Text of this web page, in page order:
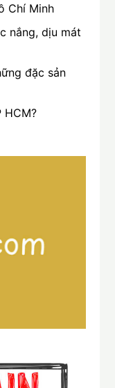
Chí Minh
nắng, dịu mát
đặc sản
HCM?